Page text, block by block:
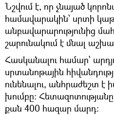
Նշվում է, որ չնայած
համավարակին՝ սրտի
անբավարարությունից
շարունակում է մնալ
Հասկանալու համար՝
սրտանոթային
ունենալու, անհրաժեշտ է
խումբը։
քան 400 հազար մարդ։